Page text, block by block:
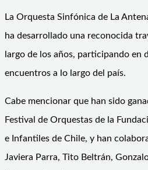
La Orquesta Sinfónica de La
ha desarrollado una reconocida
largo de los años, participando en
encuentros a lo largo del país.
Cabe mencionar que han sido
Festival de Orquestas de la
e Infantiles de Chile, y han
Javiera Parra, Tito Beltrán,